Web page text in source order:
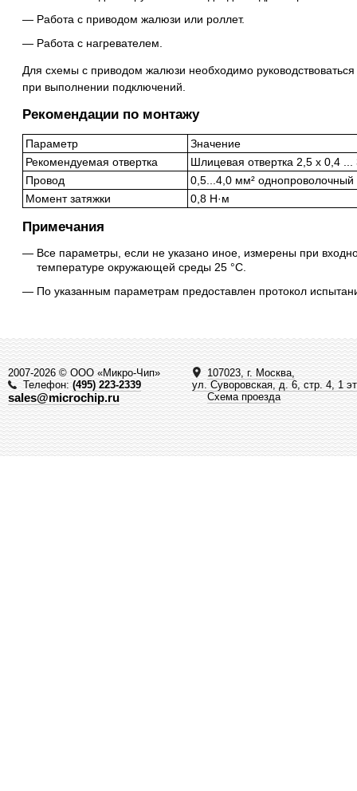
Работа с приводом жалюзи или роллет.
Работа с нагревателем.
Для схемы с приводом жалюзи необходимо руководствоваться
при выполнении подключений.
Рекомендации по монтажу
Параметр
Значение
Рекомендуемая отвертка
Шлицевая отвертка 2,5 x 0,4 ...
Провод
0,5...4,0 мм²
Момент затяжки
0,8 Н·м
Примечания
Все параметры, если не указано иное, измерены при
температуре окружающей среды 25 °C.
По указанным параметрам предоставлен протокол
2007-2026 © ООО «Микро-Чип»
Телефон:(495) 223-2339
sales@microchip.ru
107023, г. Москва,
ул. Суворовская, д. 6, стр. 4, 1
Схема проезда